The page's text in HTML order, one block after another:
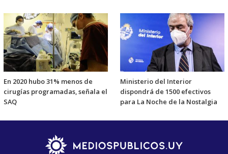
En 2020 hubo 31% menos de
cirugías programadas, señala el
SAQ
Ministerio del Interior
dispondrá de 1500 efectivos
para La Noche de la Nostalgia